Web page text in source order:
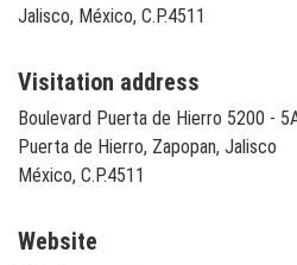
Jalisco, México, C.P.4511
Visitation address
Boulevard Puerta de Hierro 5200 -
Puerta de Hierro, Zapopan, Jalisco
México, C.P.4511
Website